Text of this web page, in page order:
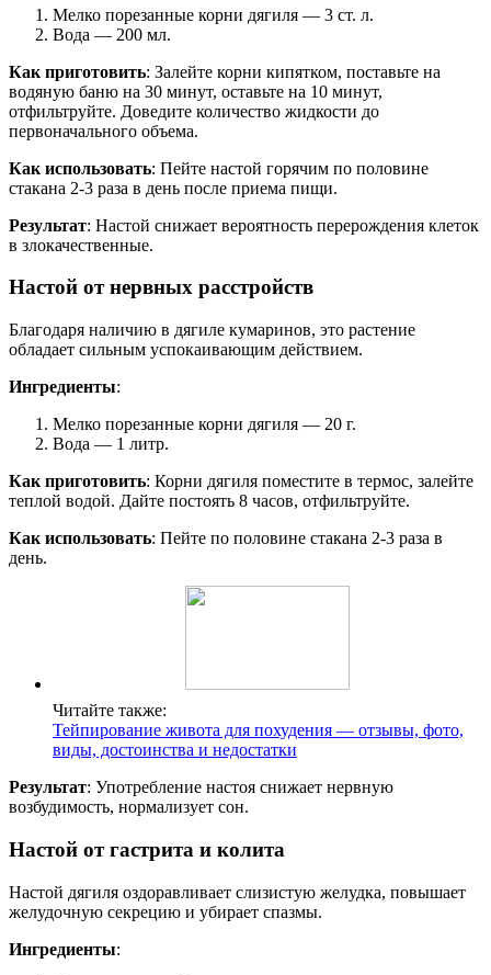
Мелко порезанные корни дягиля — 3 ст. л.
Вода — 200 мл.
Как приготовить: Залейте корни кипятком, поставьте на
водяную баню на 30 минут, оставьте на 10 минут,
отфильтруйте. Доведите количество жидкости до
первоначального объема.
Как использовать: Пейте настой горячим по половине
стакана 2-3 раза в день после приема пищи.
Результат: Настой снижает вероятность перерождения клеток
в злокачественные.
Настой от нервных расстройств
Благодаря наличию в дягиле кумаринов, это растение
обладает сильным успокаивающим действием.
Ингредиенты:
Мелко порезанные корни дягиля — 20 г.
Вода — 1 литр.
Как приготовить: Корни дягиля поместите в термос, залейте
теплой водой. Дайте постоять 8 часов, отфильтруйте.
Как использовать: Пейте по половине стакана 2-3 раза в
день.
Читайте также:
Тейпирование живота для похудения — отзывы, фото,
виды, достоинства и недостатки
Результат: Употребление настоя снижает нервную
возбудимость, нормализует сон.
Настой от гастрита и колита
Настой дягиля оздоравливает слизистую желудка, повышает
желудочную секрецию и убирает спазмы.
Ингредиенты: